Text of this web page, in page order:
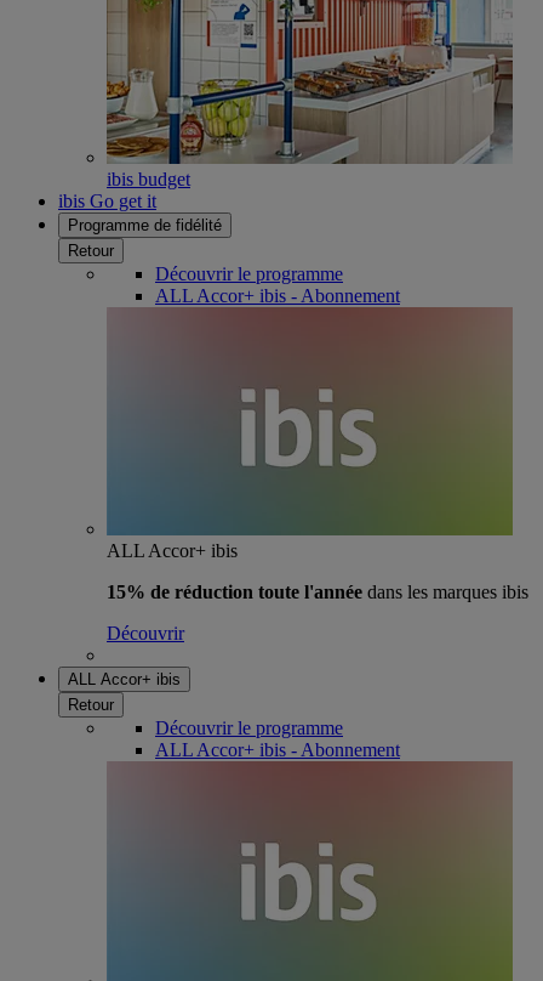
ibis budget
ibis Go get it
Programme de fidélité
Retour
Découvrir le programme
ALL Accor+ ibis - Abonnement
ALL Accor+ ibis
15% de réduction toute l'année dans les marques ibis
Découvrir
ALL Accor+ ibis
Retour
Découvrir le programme
ALL Accor+ ibis - Abonnement